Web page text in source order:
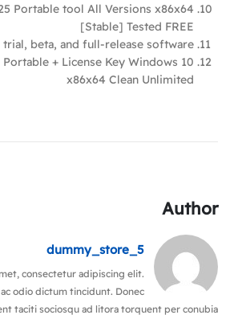
Portable tool All Versions x86x64
[Stable] Tested FREE
beta, and full-release software
+ License Key Windows 10
x86x64 Clean Unlimited
Author
dummy_store_5
consectetur adipiscing elit.
odio dictum tincidunt. Donec
taciti sociosqu ad litora torquent per conubia